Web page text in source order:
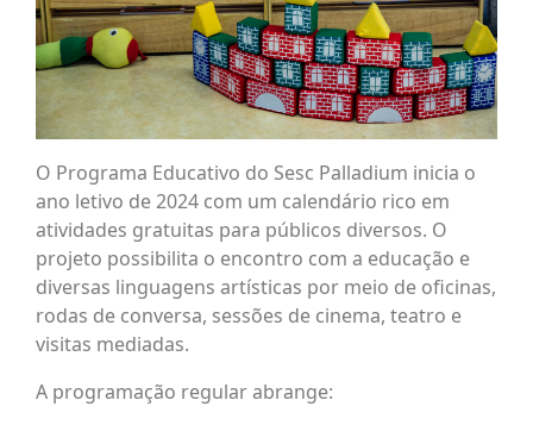
O Programa Educativo do Sesc Palladium inicia o
ano letivo de 2024 com um calendário rico em
atividades gratuitas para públicos diversos. O
projeto possibilita o encontro com a educação e
diversas linguagens artísticas por meio de oficinas,
rodas de conversa, sessões de cinema, teatro e
visitas mediadas.
A programação regular abrange: